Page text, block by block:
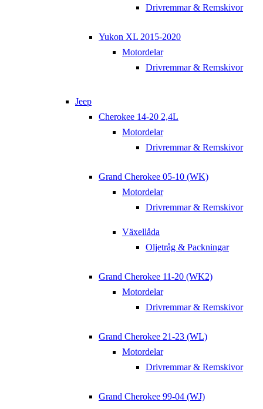
Drivremmar & Remskivor
Yukon XL 2015-2020
Motordelar
Drivremmar & Remskivor
Jeep
Cherokee 14-20 2,4L
Motordelar
Drivremmar & Remskivor
Grand Cherokee 05-10 (WK)
Motordelar
Drivremmar & Remskivor
Växellåda
Oljetråg & Packningar
Grand Cherokee 11-20 (WK2)
Motordelar
Drivremmar & Remskivor
Grand Cherokee 21-23 (WL)
Motordelar
Drivremmar & Remskivor
Grand Cherokee 99-04 (WJ)